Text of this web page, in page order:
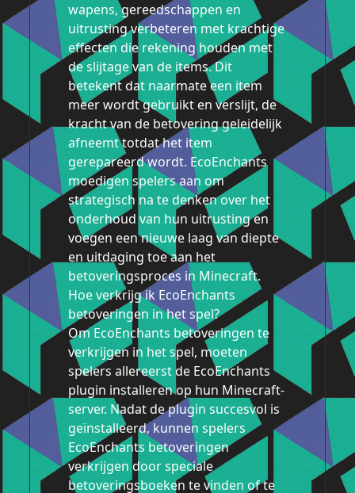
wapens, gereedschappen en
uitrusting verbeteren met krachtige
effecten die rekening houden met
de slijtage van de items. Dit
betekent dat naarmate een item
meer wordt gebruikt en verslijt, de
kracht van de betovering geleidelijk
afneemt totdat het item
gerepareerd wordt. EcoEnchants
moedigen spelers aan om
strategisch na te denken over het
onderhoud van hun uitrusting en
voegen een nieuwe laag van diepte
en uitdaging toe aan het
betoveringsproces in Minecraft.
Hoe verkrijg ik EcoEnchants
betoveringen in het spel?
Om EcoEnchants betoveringen te
verkrijgen in het spel, moeten
spelers allereerst de EcoEnchants
plugin installeren op hun Minecraft-
server. Nadat de plugin succesvol is
geïnstalleerd, kunnen spelers
EcoEnchants betoveringen
verkrijgen door speciale
betoveringsboeken te vinden of te